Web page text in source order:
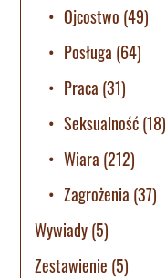
Ojcostwo (49)
Posługa (64)
Praca (31)
Seksualność(18)
Wiara (212)
Zagrożenia (37)
Wywiady(5)
Zestawienie (5)